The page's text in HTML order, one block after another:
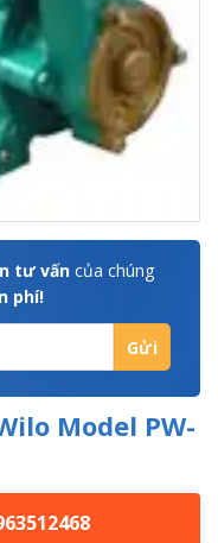
tư vấn của chúng
phí!
Model PW-